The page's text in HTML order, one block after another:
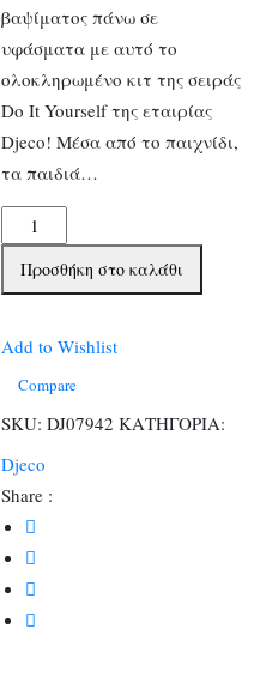
βαψίματος πάνω σε
υφάσματα με αυτό το
ολοκληρωμένο κιτ της σειράς
Do It Yourself της εταιρίας
Djeco! Μέσα από το παιχνίδι,
τα παιδιά…
Djeco
DIY
χρωματιζω
διακοσμώ
Προσθήκη στο καλάθι
Add to Wishlist
Compare
SKU: DJ07942 ΚΑΤΗΓΟΡΙΑ:
Djeco
Share :